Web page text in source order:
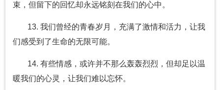
束，但留下的回忆却永远铭刻在我们的心中。
13. 我们曾经的青春岁月，充满了激情和活力，让我
们感受到了生命的无限可能。
14. 有些情感，或许并不那么轰轰烈烈，但却足以温
暖我们的心灵，让我们难以忘怀。